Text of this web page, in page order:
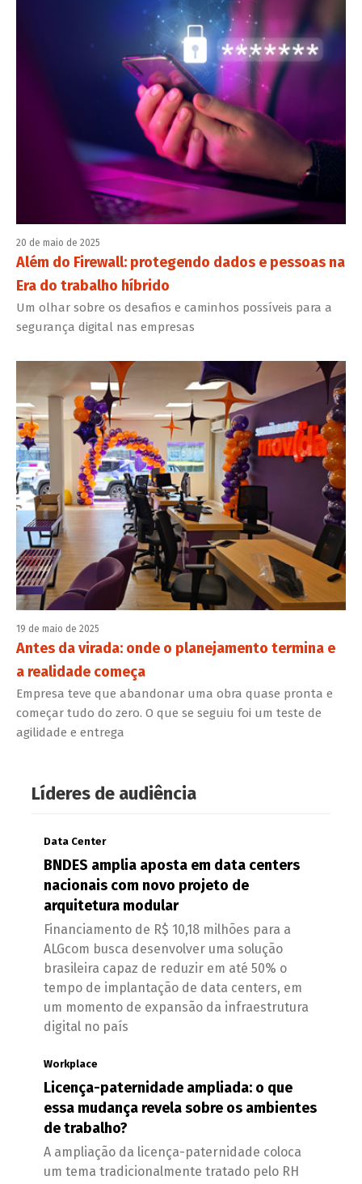
20 de maio de 2025
Além do Firewall: protegendo dados e pessoas na
Era do trabalho híbrido
Um olhar sobre os desafios e caminhos possíveis para a
segurança digital nas empresas
19 de maio de 2025
Antes da virada: onde o planejamento termina e
a realidade começa
Empresa teve que abandonar uma obra quase pronta e
começar tudo do zero. O que se seguiu foi um teste de
agilidade e entrega
Líderes de audiência
Data Center
BNDES amplia aposta em data centers
nacionais com novo projeto de
arquitetura modular
Financiamento de R$ 10,18 milhões para a
ALGcom busca desenvolver uma solução
brasileira capaz de reduzir em até 50% o
tempo de implantação de data centers, em
um momento de expansão da infraestrutura
digital no país
Workplace
Licença-paternidade ampliada: o que
essa mudança revela sobre os ambientes
de trabalho?
A ampliação da licença-paternidade coloca
um tema tradicionalmente tratado pelo RH